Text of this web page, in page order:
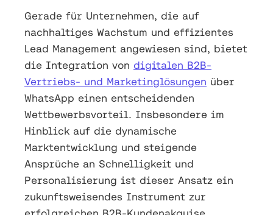
Gerade für Unternehmen, die auf
nachhaltiges Wachstum und effizientes
Lead Management angewiesen sind, bietet
die Integration von digitalen B2B-
Vertriebs- und Marketinglösungen über
WhatsApp einen entscheidenden
Wettbewerbsvorteil. Insbesondere im
Hinblick auf die dynamische
Marktentwicklung und steigende
Ansprüche an Schnelligkeit und
Personalisierung ist dieser Ansatz ein
zukunftsweisendes Instrument zur